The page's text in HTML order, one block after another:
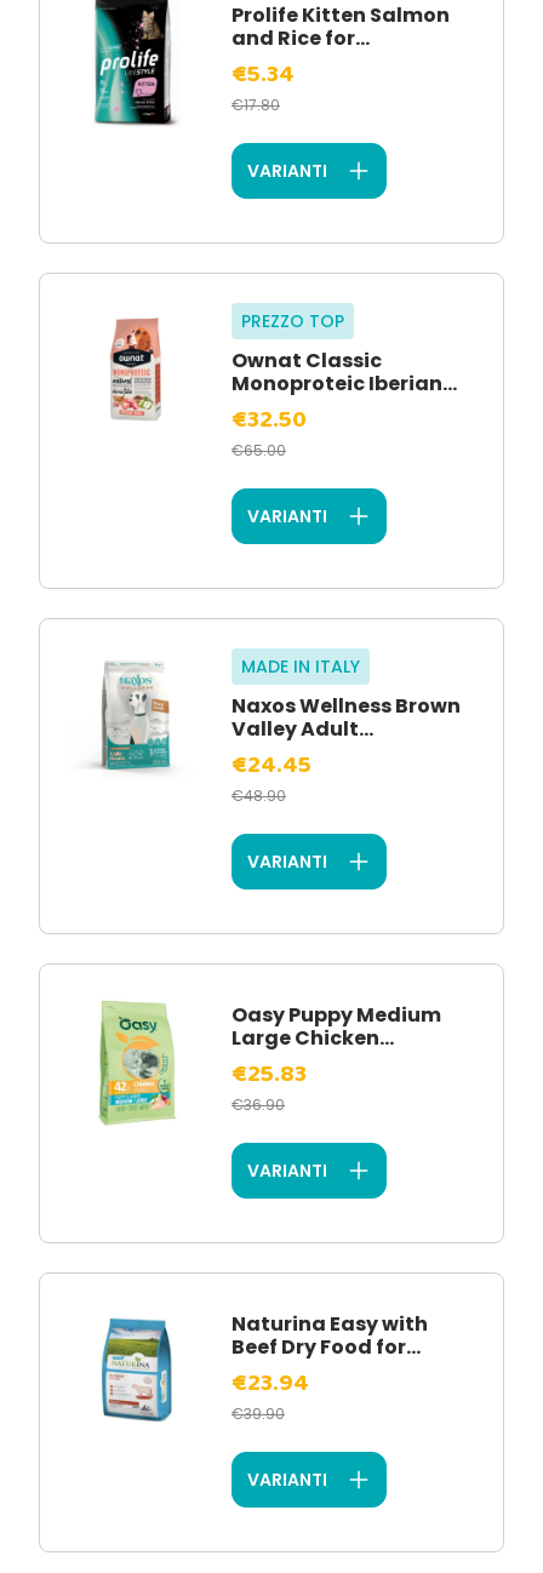
Prolife Kitten Salmon
and Rice for...
€5.34
€17.80
VARIANTI
PREZZO TOP
Ownat Classic
Monoproteic Iberian...
€32.50
€65.00
VARIANTI
MADE IN ITALY
Naxos Wellness Brown
Valley Adult...
€24.45
€48.90
VARIANTI
Oasy Puppy Medium
Large Chicken...
€25.83
€36.90
VARIANTI
Naturina Easy with
Beef Dry Food for...
€23.94
€39.90
VARIANTI